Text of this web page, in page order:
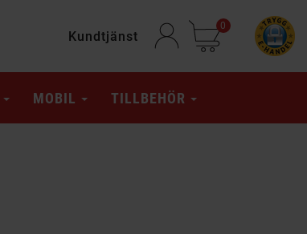
Kundtjänst
0
MOBIL TILLBEHÖR